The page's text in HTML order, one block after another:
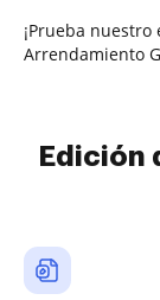
¡Prueba
Arrendamiento
Edición